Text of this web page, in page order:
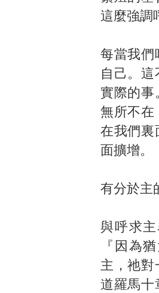
這麼強調
每當我們
自己。
實際的事
無所不在
在我們裏
面擴增。
有分於主
與呼求
『因為
主，祂對
道羅馬十